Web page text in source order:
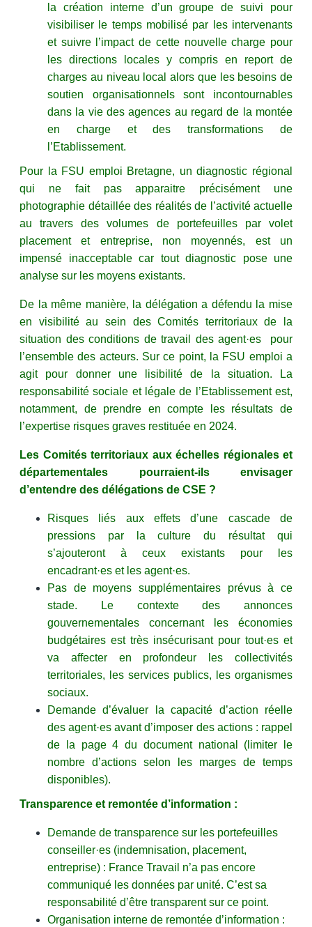
la création interne d’un groupe de suivi pour
visibiliser le temps mobilisé par les intervenants
et suivre l’impact de cette nouvelle charge pour
les directions locales y compris en report de
charges au niveau local alors que les besoins de
soutien organisationnels sont incontournables
dans la vie des agences au regard de la montée
en charge et des transformations de
l’Etablissement.
Pour la FSU emploi Bretagne, un diagnostic régional
qui ne fait pas apparaitre précisément une
photographie détaillée des réalités de l’activité actuelle
au travers des volumes de portefeuilles par volet
placement et entreprise, non moyennés, est un
impensé inacceptable car tout diagnostic pose une
analyse sur les moyens existants.
De la même manière, la délégation a défendu la mise
en visibilité au sein des Comités territoriaux de la
situation des conditions de travail des agent·es pour
l’ensemble des acteurs. Sur ce point, la FSU emploi a
agit pour donner une lisibilité de la situation. La
responsabilité sociale et légale de l’Etablissement est,
notamment, de prendre en compte les résultats de
l’expertise risques graves restituée en 2024.
Les Comités territoriaux aux échelles régionales et
départementales pourraient-ils envisager
d’entendre des délégations de CSE ?
Risques liés aux effets d’une cascade de
pressions par la culture du résultat qui
s’ajouteront à ceux existants pour les
encadrant·es et les agent·es.
Pas de moyens supplémentaires prévus à ce
stade. Le contexte des annonces
gouvernementales concernant les économies
budgétaires est très insécurisant pour tout·es et
va affecter en profondeur les collectivités
territoriales, les services publics, les organismes
sociaux.
Demande d’évaluer la capacité d’action réelle
des agent·es avant d’imposer des actions : rappel
de la page 4 du document national (limiter le
nombre d’actions selon les marges de temps
disponibles).
Transparence et remontée d’information :
Demande de transparence sur les portefeuilles
conseiller·es (indemnisation, placement,
entreprise) : France Travail n’a pas encore
communiqué les données par unité. C’est sa
responsabilité d’être transparent sur ce point.
Organisation interne de remontée d’information :